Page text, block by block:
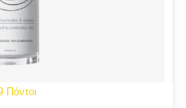
Πόντοι